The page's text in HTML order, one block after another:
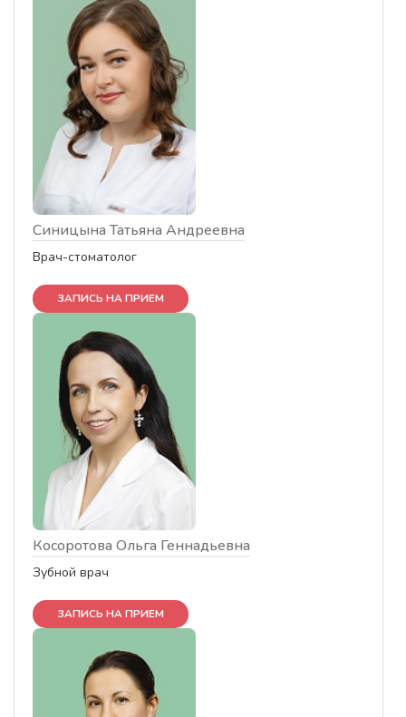
Синицына Татьяна Андреевна
Врач-стоматолог
ЗАПИСЬ НА ПРИЕМ
Косоротова Ольга Геннадьевна
Зубной врач
ЗАПИСЬ НА ПРИЕМ